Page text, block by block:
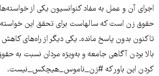
اجرای آن و عمل به مفاد کنوانسیون یکی از
حقوق زن است که سالهاست برای تحقق این
تاکنون بدون پاسخ مانده. یکی دیگر از راه‌های
بالا بردن آگاهی جامعه و به‌ویژه مردان نسبت به
کردن این باور که #زن_ناموس_هیچکس_نیست.